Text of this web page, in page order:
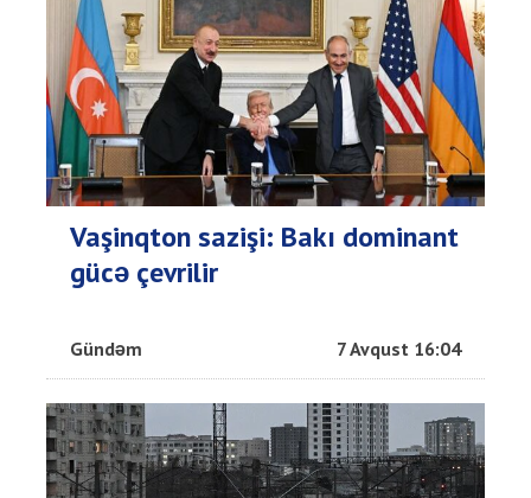
Vaşinqton sazişi: Bakı dominant
gücə çevrilir
Gündəm 7 Avqust 16:04